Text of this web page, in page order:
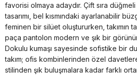
favorisi olmaya adaydır. Çift sıra
tasarımı, bel kısmındaki ayarlanabilir
feminen bir silüet oluştururken, takımın
paça pantolon modern ve şık bir
Dokulu kumaşı sayesinde sofistike bir
takım; ofis kombinlerinden özel
stilinden şık buluşmalara kadar farklı